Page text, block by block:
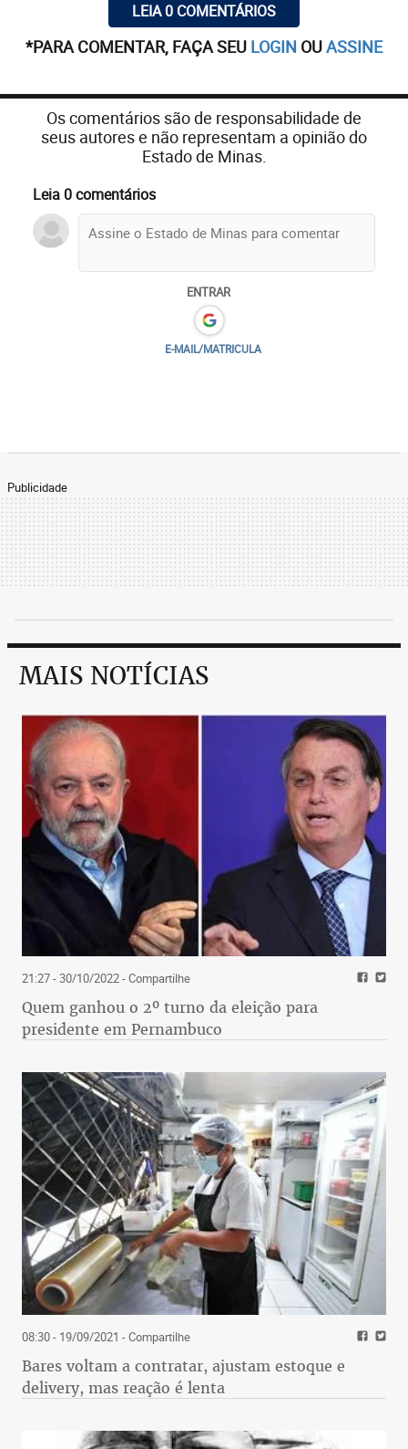
LEIA 0 COMENTÁRIOS
*PARA COMENTAR, FAÇA SEU LOGIN OUASSINE
Os comentários são de responsabilidade de
seus autores e não representam a opinião do
Estado de Minas.
Leia 0 comentários
ENTRAR
E-MAIL/MATRICULA
Publicidade
MAIS NOTÍCIAS
21:27 - 30/10/2022- Compartilhe
Quem ganhou o 2º turno da eleição para
presidente em Pernambuco
08:30 - 19/09/2021 - Compartilhe
Bares voltam a contratar, ajustam estoque e
delivery, mas reação é lenta